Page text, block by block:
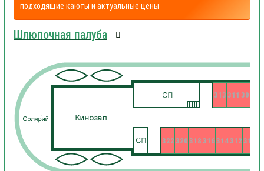
подходящие каюты и актуальные цены
Шлюпочная палуба
309
310
311
312
313
314
316
318
320
322